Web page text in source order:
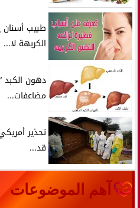
طبيب أسنان
الكريهة لا...
دهون
مضاعفات...
تحذير
قد...
آهم الموضوعات